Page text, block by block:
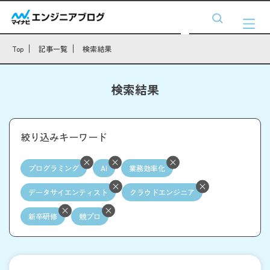
Top 記事一覧 検索結果
検索結果
絞り込みキーワード
プログラミング AI 業務効率化
データサイエンティスト クラウドエンジニア
新卒研修 競プロ